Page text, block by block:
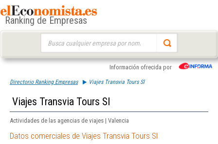
Ranking de Empresas
Información ofrecida por
Directorio Ranking Empresas Viajes Transvia Tours Sl
Viajes Transvia Tours Sl
Actividades de las agencias de viajes | Valencia
Datos comerciales de Viajes Transvia Tours Sl